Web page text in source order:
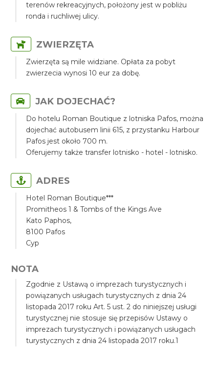
terenów rekreacyjnych, położony jest w pobliżu
ronda i ruchliwej ulicy.
ZWIERZĘTA
Zwierzęta są mile widziane. Opłata za pobyt
zwierzecia wynosi 10 eur za dobę.
JAK DOJECHAĆ?
Do hotelu Roman Boutique z lotniska Pafos, można
dojechać autobusem linii 615, z przystanku Harbour
Pafos jest około 700 m.
Oferujemy także transfer lotnisko - hotel - lotnisko.
ADRES
Hotel Roman Boutique***
Promitheos 1 & Tombs of the Kings Ave
Kato Paphos,
8100 Pafos
Cyp
NOTA
Zgodnie z Ustawą o imprezach turystycznych i
powiązanych usługach turystycznych z dnia 24
listopada 2017 roku Art. 5 ust. 2 do niniejszej usługi
turystycznej nie stosuje się przepisów Ustawy o
imprezach turystycznych i powiązanych usługach
turystycznych z dnia 24 listopada 2017 roku.1